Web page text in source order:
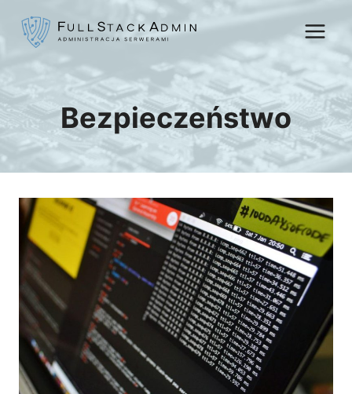
Bezpieczeństwo